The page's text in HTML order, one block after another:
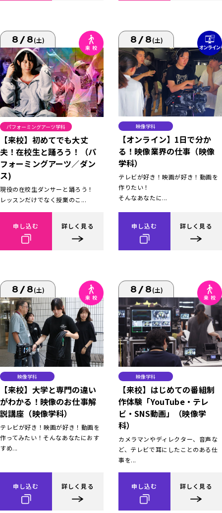
8/8(土)
パフォーミングアーツ学科
【来校】初めてでも大丈
夫！在校生と踊ろう！（パ
フォーミングアーツ／ダン
ス)
現役の在校生ダンサーと踊ろう！
レッスンだけでなく授業のこ...
申し込む 詳しく見る
8/8(土)
映像学科
【オンライン】1日で分か
る！映像業界の仕事（映像
学科）
テレビが好き！映画が好き！動画を
作りたい！
そんなあなたに...
申し込む 詳しく見る
8/8(土)
映像学科
【来校】大学と専門の違い
がわかる！映像のお仕事解
説講座（映像学科）
テレビが好き！映画が好き！動画を
作ってみたい！そんなあなたにおす
すめ...
申し込む 詳しく見る
8/8(土)
映像学科
【来校】はじめての番組制
作体験「YouTube・テレ
ビ・SNS動画」（映像学
科）
カメラマンやディレクター、音声な
ど、テレビで耳にしたことのある仕
事を...
申し込む 詳しく見る